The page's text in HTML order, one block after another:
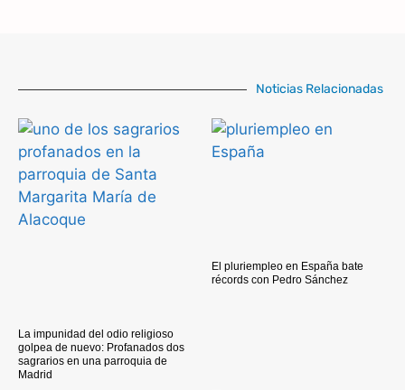
Noticias Relacionadas
La impunidad del odio religioso
golpea de nuevo: Profanados dos
sagrarios en una parroquia de
Madrid
El pluriempleo en España bate
récords con Pedro Sánchez